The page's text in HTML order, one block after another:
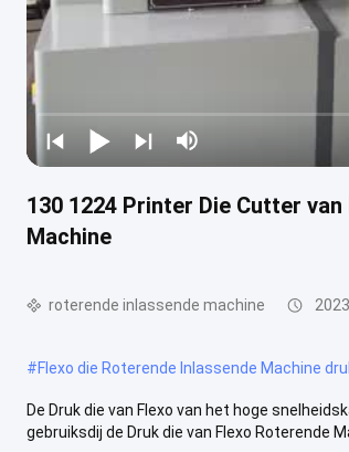
130 1224 Printer Die Cutter
Machine
roterende inlassende machine
#Flexo die Roterende Inlassende Machine
De Druk die van Flexo van het hoge
gebruiksdij de Druk die van Flexo Roterende